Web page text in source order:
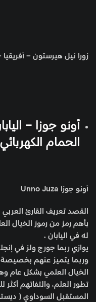
زورا نيل هيرستون – أفريقيا –
أونو جوزا –
الحمام الكهربائي 1928
أونو جوزا Unno Juza
القصد تعريف القارئ
بأهم رمز من رموز الخيال
له في اليابان .
يوازي ربما جورج ولز في
وربما يتميز عنهم بخصيصة
الخيال العلمي بشكل عام
تطور العلم، والتفاتهم أكثر
المستقبل السوداوي (